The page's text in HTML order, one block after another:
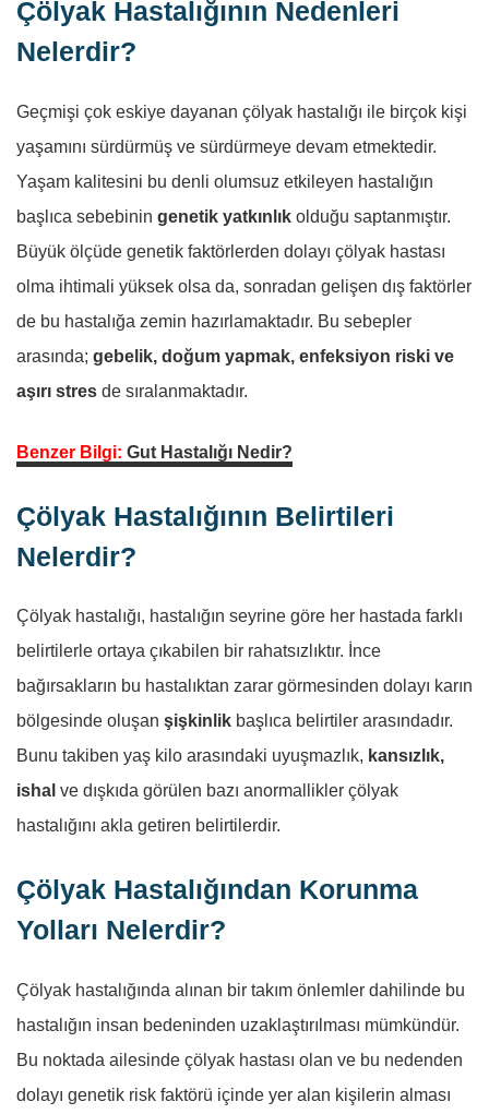
Çölyak Hastalığının Nedenleri
Nelerdir?
Geçmişi çok eskiye dayanan çölyak hastalığı ile birçok kişi
yaşamını sürdürmüş ve sürdürmeye devam etmektedir.
Yaşam kalitesini bu denli olumsuz etkileyen hastalığın
başlıca sebebinin genetik yatkınlık olduğu saptanmıştır.
Büyük ölçüde genetik faktörlerden dolayı çölyak hastası
olma ihtimali yüksek olsa da, sonradan gelişen dış faktörler
de bu hastalığa zemin hazırlamaktadır. Bu sebepler
arasında; gebelik, doğum yapmak, enfeksiyon riski ve
aşırı stres de sıralanmaktadır.
Benzer Bilgi: Gut Hastalığı Nedir?
Çölyak Hastalığının Belirtileri
Nelerdir?
Çölyak hastalığı, hastalığın seyrine göre her hastada farklı
belirtilerle ortaya çıkabilen bir rahatsızlıktır. İnce
bağırsakların bu hastalıktan zarar görmesinden dolayı karın
bölgesinde oluşan şişkinlik başlıca belirtiler arasındadır.
Bunu takiben yaş kilo arasındaki uyuşmazlık, kansızlık,
ishal ve dışkıda görülen bazı anormallikler çölyak
hastalığını akla getiren belirtilerdir.
Çölyak Hastalığından Korunma
Yolları Nelerdir?
Çölyak hastalığında alınan bir takım önlemler dahilinde bu
hastalığın insan bedeninden uzaklaştırılması mümkündür.
Bu noktada ailesinde çölyak hastası olan ve bu nedenden
dolayı genetik risk faktörü içinde yer alan kişilerin alması